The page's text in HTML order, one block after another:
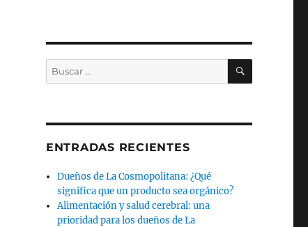
Buscar
por:
BUSCAR
ENTRADAS RECIENTES
Dueños de La Cosmopolitana: ¿Qué
significa que un producto sea orgánico?
Alimentación y salud cerebral: una
prioridad para los dueños de La